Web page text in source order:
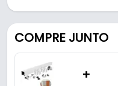
Pode ser usado em
Fabricado em
epóxi brilhante, é
Suporta 40 kg.
COMPRE JUNTO
+